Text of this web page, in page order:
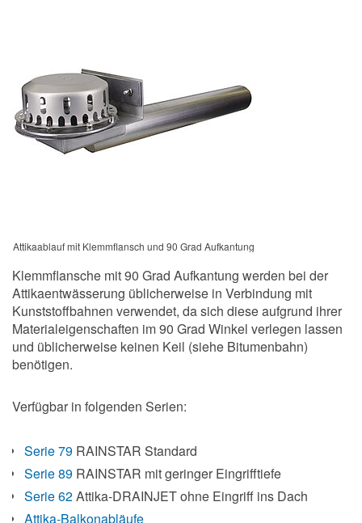
Attikaablauf mit Klemmflansch und 90 Grad Aufkantung
Klemmflansche mit 90 Grad Aufkantung werden bei der
Attikaentwässerung üblicherweise in Verbindung mit
Kunststoffbahnen verwendet, da sich diese aufgrund ihrer
Materialeigenschaften im 90 Grad Winkel verlegen lassen
und üblicherweise keinen Keil (siehe Bitumenbahn)
benötigen.
Verfügbar in folgenden Serien:
Serie 79 RAINSTAR Standard
Serie 89 RAINSTAR mit geringer Eingrifftiefe
Serie 62Attika-DRAINJET ohne Eingriff ins Dach
Attika-Balkonabläufe